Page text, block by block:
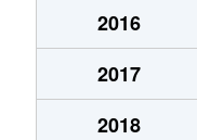
2016
2017
2018